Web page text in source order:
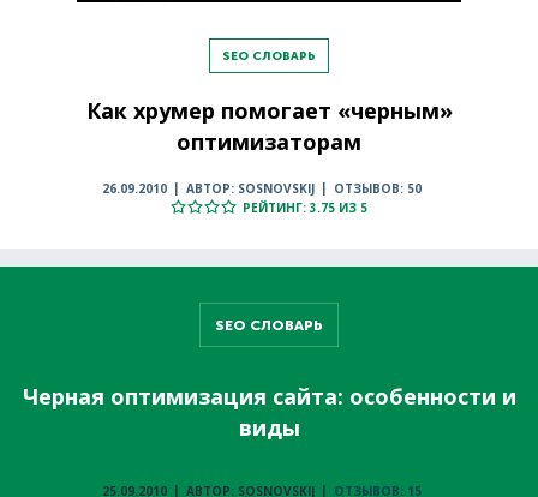
SEO СЛОВАРЬ
Как хрумер помогает «черным»
оптимизаторам
26.09.2010 АВТОР: SOSNOVSKIJ
ОТЗЫВОВ: 50
РЕЙТИНГ: 3.75 ИЗ 5
SEO СЛОВАРЬ
Черная оптимизация сайта: особенности и
виды
25.09.2010 АВТОР: SOSNOVSKIJ
ОТЗЫВОВ: 15